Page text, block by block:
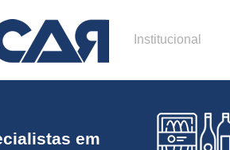
Institucional
em